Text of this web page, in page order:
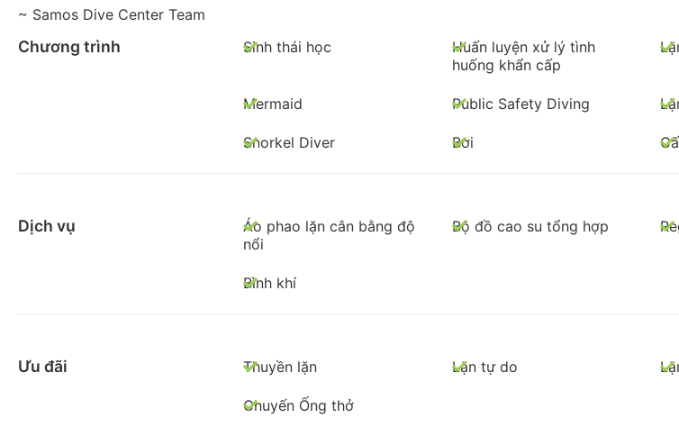
~ Samos Dive Center Team
Chương trình Sinh thái học
Huấn luyện xử lý tình
huống khẩn cấp
Mermaid Public Safety Diving
Snorkel Diver Bơi
Dịch vụ
Áo phao lặn cân bằng độ
nổi
Bộ đồ cao su tổng hợp
Bình khí
Ưu đãi Thuyền lặn Lặn tự do
Chuyến Ống thở